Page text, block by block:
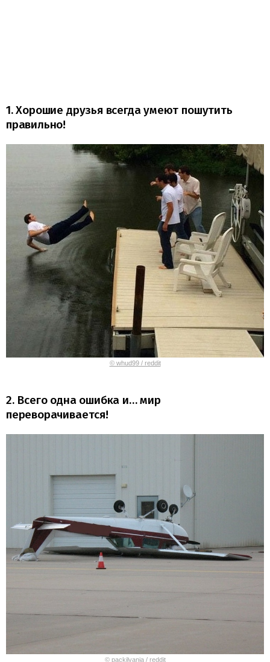
1. Хорошие друзья всегда умеют пошутить
правильно!
© whud99 / reddit
2. Всего одна ошибка и… мир
переворачивается!
© packilvania / reddit